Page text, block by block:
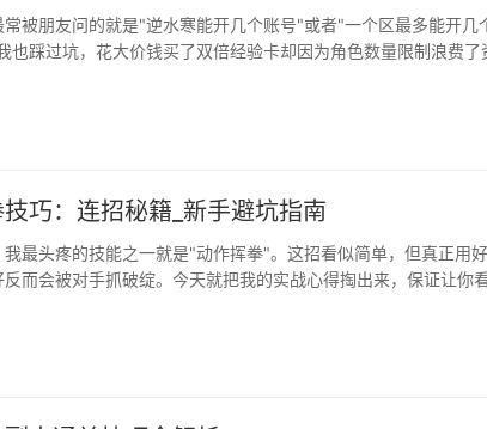
被朋友问的就是"逆水寒能开几个账号"或者"一个区最多能开几
也踩过坑，花大价钱买了双倍经验卡却因为角色数量限制浪费了
巧：连招秘籍_新手避坑指南
最头疼的技能之一就是"动作挥拳"。这招看似简单，但真正用
而会被对手抓破绽。今天就把我的实战心得掏出来，保证让你